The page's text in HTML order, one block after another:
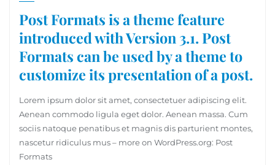
Post Formats is a theme feature
introduced with Version 3.1. Post
Formats can be used by a theme to
customize its presentation of a post.
Lorem ipsum dolor sit amet, consectetuer adipiscing elit.
Aenean commodo ligula eget dolor. Aenean massa. Cum
sociis natoque penatibus et magnis dis parturient montes,
nascetur ridiculus mus – more on WordPress.org: Post
Formats